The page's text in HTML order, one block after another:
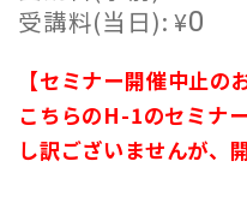
受講料(当日):¥0
【セミナー開催中止の
こちらのH-1のセミナ
し訳ございませんが、